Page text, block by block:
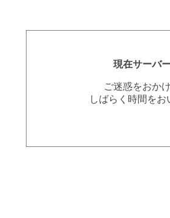
現在サーバ
ご迷惑をおか
しばらく時間を